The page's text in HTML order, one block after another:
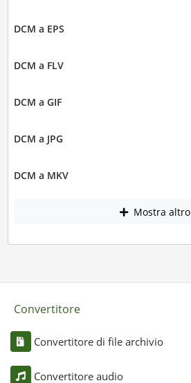
DCM a EPS
DCM a FLV
DCM a GIF
DCM a JPG
DCM a MKV
Mostra altro
Convertitore
Convertitore di file archivio
Convertitore audio